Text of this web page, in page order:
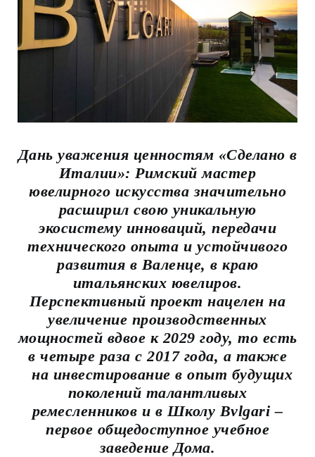
Дань уважения ценностям «Сделано в
Италии»: Римский мастер
ювелирного искусства значительно
расширил свою уникальную
экосистему инноваций, передачи
технического опыта и устойчивого
развития в Валенце, в краю
итальянских ювелиров.
Перспективный проект нацелен на
увеличение производственных
мощностей вдвое к 2029 году, то есть
в четыре раза с 2017 года, а также
на инвестирование в опыт будущих
поколений талантливых
ремесленников и в Школу Bvlgari –
первое общедоступное учебное
заведение Дома.